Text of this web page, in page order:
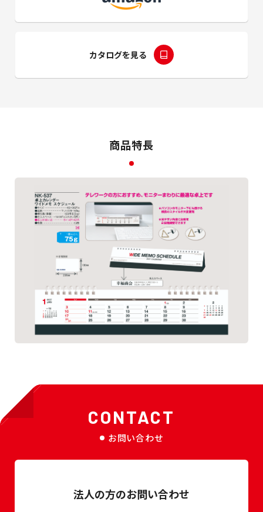
カタログを見る
商品特長
CONTACT
お問い合わせ
法人の方のお問い合わせ